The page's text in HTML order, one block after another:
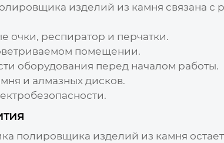
изделий из камня связана с
очки, респиратор и перчатки.
помещении.
оборудования перед началом работы.
и алмазных дисков.
полировщика изделий из камня